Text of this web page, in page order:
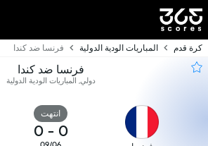
كرة قدم المباريات الودية الدولية فرنسا ضد كندا
فرنسا ضد كندا
دولي, المباريات الودية الدولية
انتهت
0
-
0